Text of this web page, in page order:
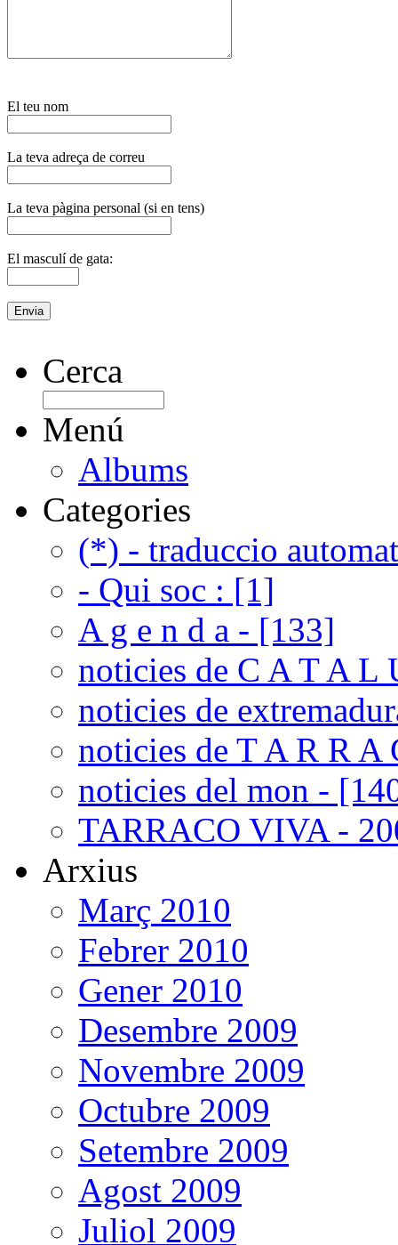
El teu nom
La teva adreça de correu
La teva pàgina personal (si en tens)
El masculí de gata:
Cerca
Menú
Albums
Categories
(*) - traduccio
- Qui soc : [1]
A g e n d a - [133]
noticies de C A T A L
noticies de
noticies de T A R R A
noticies del mon -
TARRACO VIVA -
Arxius
Març 2010
Febrer 2010
Gener 2010
Desembre 2009
Novembre 2009
Octubre 2009
Setembre 2009
Agost 2009
Juliol 2009